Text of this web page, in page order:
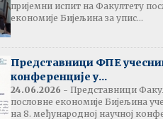
потврда
паузе
испита:
пријемни испит на Факултету
економије Бијељина за упис...
Представници ФПЕ
конференције у...
24.06.2026 - Представници
пословне економије Бијељина
на 8. међународној научној